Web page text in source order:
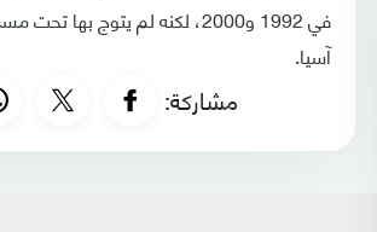
في 1992 و2000، لكنه لم يتوج
آسيا.
مشاركة: